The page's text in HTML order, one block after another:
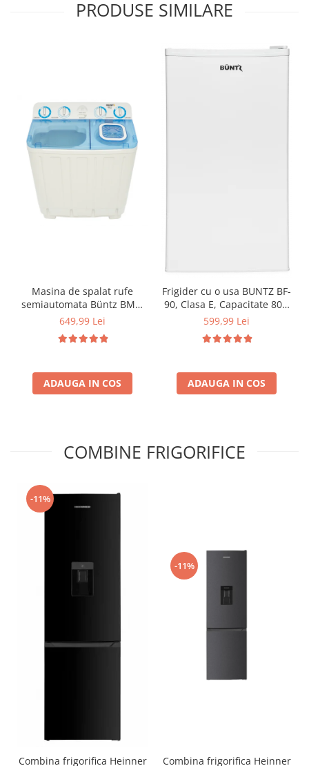
PRODUSE SIMILARE
Masina de spalat rufe
semiautomata Büntz BMS-
72, 7 Kg, Capacitate rufe
Alb/Albastru
649,99 Lei
ADAUGA IN COS
Frigider cu o usa BUNTZ BF-
90, Clasa E, Capacitate 80L,
Iluminare interioara,
cm, Alb
599,99 Lei
ADAUGA IN COS
COMBINE FRIGORIFICE
-11%
Combina frigorifica Heinner
-11%
Combina frigorifica Heinner